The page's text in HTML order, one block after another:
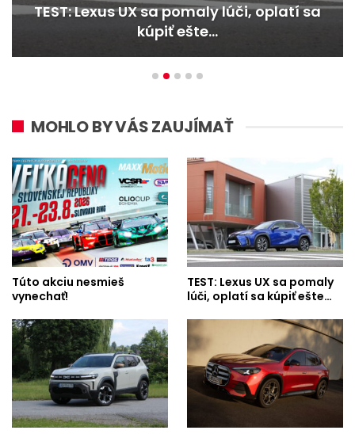
Lexus UX sa pomaly lúči, oplatí sa
kúpiť ešte…
MOHLO BY VÁS ZAUJÍMAŤ
Túto akciu nesmieš
vynechať!
TEST: Lexus UX sa pomaly
lúči, oplatí sa kúpiť ešte…